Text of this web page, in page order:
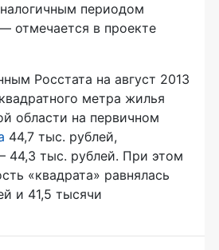
периодом
отмечается в проекте
Росстата на август 2013
метра жилья
области на первичном
44,7 тыс. рублей,
44,3 тыс. рублей. При этом
«квадрата» равнялась
и 41,5 тысячи